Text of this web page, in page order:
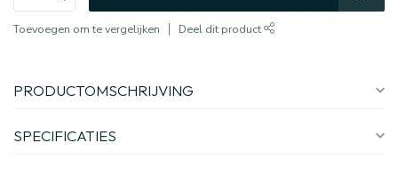
Toevoegen om te vergelijken Deel dit product
PRODUCTOMSCHRIJVING
SPECIFICATIES